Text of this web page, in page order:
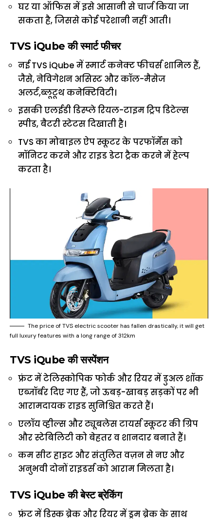
घर या ऑफिस में इसे आसानी से चार्ज किया जा
सकता है, जिससे कोई परेशानी नहीं आती।
TVS iQube की स्मार्ट फीचर
नई TVS iQube में स्मार्ट कनेक्ट फीचर्स शामिल हैं,
जैसे, नेविगेशन असिस्ट और कॉल-मैसेज
अलर्ट,ब्लूटूथ कनेक्टिविटी।
इसकी एलईडी डिस्प्ले रियल-टाइम ट्रिप डिटेल्स
स्पीड, बैटरी स्टेटस दिखाती है।
TVS का मोबाइल ऐप स्कूटर के परफॉर्मेंस को
मॉनिटर करने और राइड डेटा ट्रैक करने में हेल्प
करता है।
The price of TVS electric scooter has fallen drastically, it will get
full luxury features with a long range of 312km
TVS iQube की सस्पेंशन
फ्रंट में टेलिस्कोपिक फोर्क और रियर में डुअल शॉक
एब्जॉर्बर दिए गए हैं, जो ऊबड़-खाबड़ सड़कों पर भी
आरामदायक राइड सुनिश्चित करते हैं।
एलॉय व्हील्स और ट्यूबलेस टायर्स स्कूटर की ग्रिप
और स्टेबिलिटी को बेहतर व शानदार बनाते हैं।
कम सीट हाइट और संतुलित वज़न से नए और
अनुभवी दोनों राइडर्स को आराम मिलता है।
TVS iQube की बेस्ट ब्रेकिंग
फ्रंट में डिस्क ब्रेक और रियर में ड्रम ब्रेक के साथ